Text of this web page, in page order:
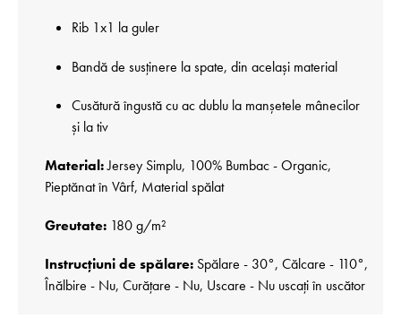
Rib 1x1 la guler
Bandă de susținere la spate, din același material
Cusătură îngustă cu ac dublu la manșetele mânecilor
și la tiv
Material:Jersey Simplu, 100% Bumbac - Organic,
Pieptănat în Vârf, Material spălat
Greutate: 180 g/m²
Instrucțiuni de spălare: Spălare - 30°, Călcare - 110°,
Înălbire - Nu, Curățare - Nu, Uscare - Nu uscați în uscător